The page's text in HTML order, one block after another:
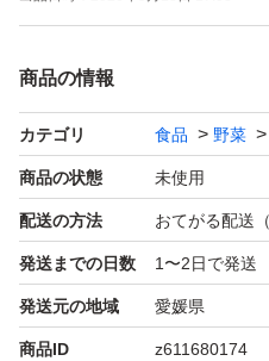
ことでよろしくお願いしま
には十分ご注意をお願いい
庫に入れてください。よろし
商品の情報
カテゴリ 食品 野菜
商品の状態 未使用
配送の方法 おてがる配送
発送までの日数 1〜2日で発送
発送元の地域 愛媛県
商品ID z611680174